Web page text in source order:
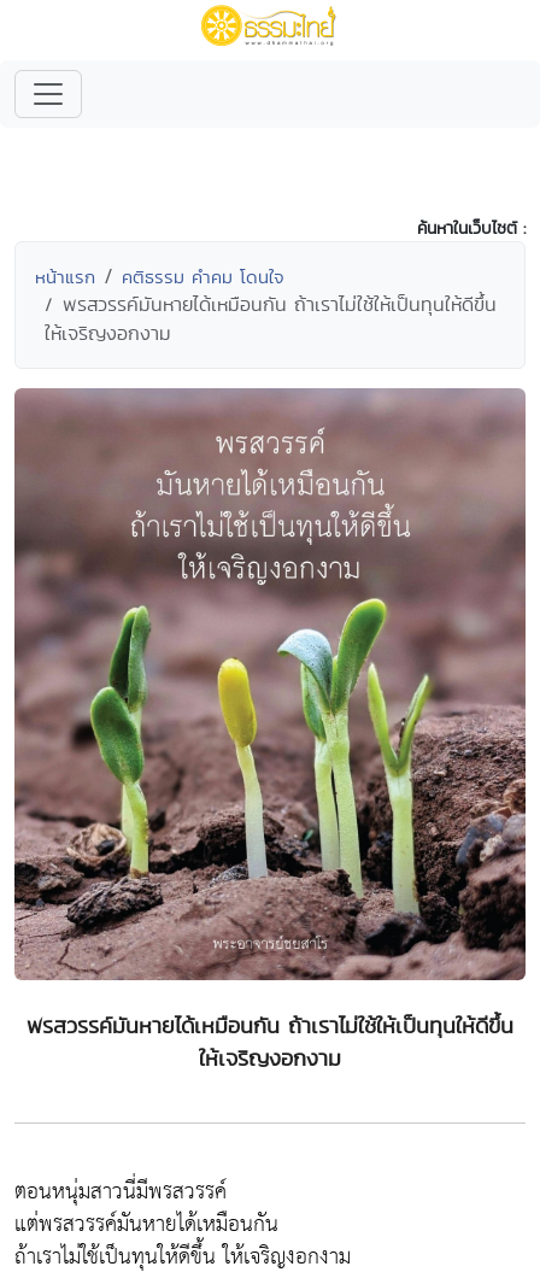
ค้นหาในเว็บไซต์ :
หน้าแรก คติธรรม คำคม โดนใจ
พรสวรรค์มันหายได้เหมือนกัน ถ้าเราไม่ใช้ให้เป็นทุนให้ดีขึ้น
ให้เจริญงอกงาม
พรสวรรค์มันหายได้เหมือนกัน ถ้าเราไม่ใช้ให้เป็นทุนให้ดีขึ้น
ให้เจริญงอกงาม
ตอนหนุ่มสาวนี่มีพรสวรรค์
แต่พรสวรรค์มันหายได้เหมือนกัน
ถ้าเราไม่ใช้เป็นทุนให้ดีขึ้น ให้เจริญงอกงาม